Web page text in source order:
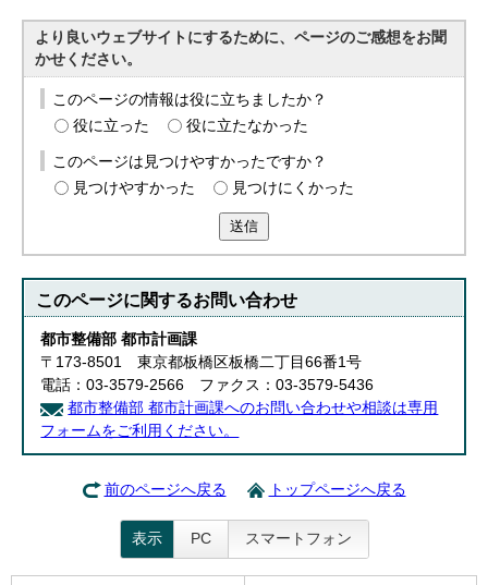
より良いウェブサイトにするために、ページのご感想をお聞
かせください。
このページの情報は役に立ちましたか？
役に立った
役に立たなかった
このページは見つけやすかったですか？
見つけやすかった
見つけにくかった
送信
このページに関するお問い合わせ
都市整備部 都市計画課
〒173-8501 東京都板橋区板橋二丁目66番1号
電話：03-3579-2566 ファクス：03-3579-5436
都市整備部 都市計画課へのお問い合わせや相談は専用
フォームをご利用ください。
前のページへ戻る トップページへ戻る
表示 PC スマートフォン